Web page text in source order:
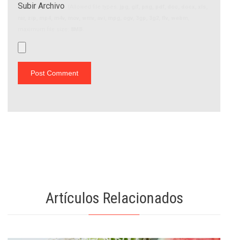
Subir Archivo
Artículos Relacionados